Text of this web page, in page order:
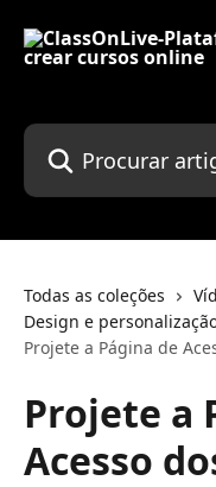
Procurar artigos...
Todas as coleções
Design e
Projete a Página de
Projete a
Acesso